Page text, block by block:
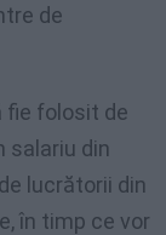
de
fie folosit de
salariu din
lucrătorii din
în timp ce vor